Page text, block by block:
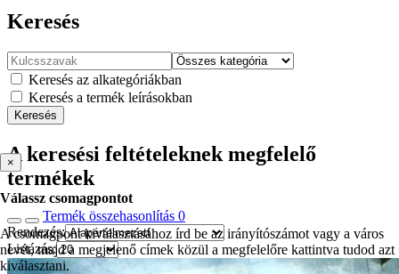
Keresés
Keresés az alkategóriákban
Keresés a termék leírásokban
Keresés
A keresési feltételeknek megfelelő
termékek
Termék összehasonlítás 0
Rendezés:
Listázás:
×
Válassz csomagpontot
A csomagpont kiválasztásához írd be az irányítószámot vagy a város
nevét, majd a megjelenő címek közül a megfelelőre kattintva tudod azt
kiválasztani.